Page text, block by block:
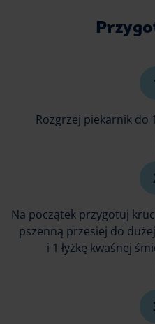
Rozgrzej piekarnik do
Na początek przygotuj
pszenną przesiej do
i 1 łyżkę kwaśnej